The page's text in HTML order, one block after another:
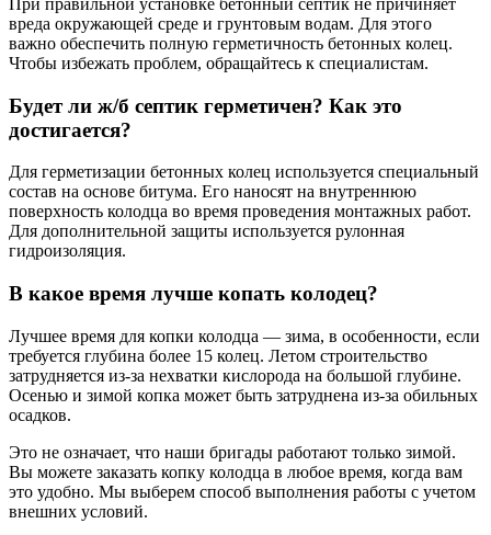
При правильной установке бетонный септик не причиняет
вреда окружающей среде и грунтовым водам. Для этого
важно обеспечить полную герметичность бетонных колец.
Чтобы избежать проблем, обращайтесь к специалистам.
Будет ли ж/б септик герметичен? Как это
достигается?
Для герметизации бетонных колец используется специальный
состав на основе битума. Его наносят на внутреннюю
поверхность колодца во время проведения монтажных работ.
Для дополнительной защиты используется рулонная
гидроизоляция.
В какое время лучше копать колодец?
Лучшее время для копки колодца — зима, в особенности, если
требуется глубина более 15 колец. Летом строительство
затрудняется из-за нехватки кислорода на большой глубине.
Осенью и зимой копка может быть затруднена из-за обильных
осадков.
Это не означает, что наши бригады работают только зимой.
Вы можете заказать копку колодца в любое время, когда вам
это удобно. Мы выберем способ выполнения работы с учетом
внешних условий.